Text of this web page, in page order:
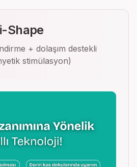
Shape
+ dolaşım destekli
stimülasyon)